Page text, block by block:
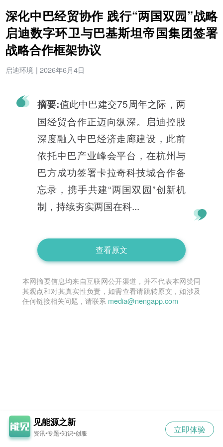
深化中巴经贸协作 践行“两国双园”战略
启迪数字环卫与巴基斯坦帝国集团签署
战略合作框架协议
启迪环境 | 2026年6月4日
摘要:值此中巴建交75周年之际，两
国经贸合作正迈向纵深。启迪控股
深度融入中巴经济走廊建设，此前
依托中巴产业峰会平台，在杭州与
巴方成功签署卡拉奇科技城合作备
忘录，携手共建“两国双园”创新机
制，持续夯实两国在科...
查看原文
本网摘要信息均来自互联网公开渠道，并不代表本网赞同
其观点和对其真实性负责，如需查看请跳转原文，如涉及
任何链接相关问题，请联系 media@nengapp.com
见能源之新
资讯•专题•知识•创服 立即体验